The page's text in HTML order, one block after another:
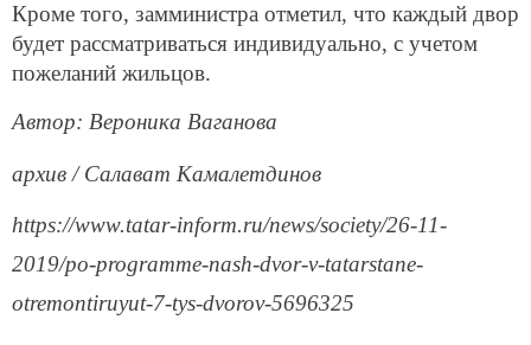
Кроме того, замминистра отметил, что каждый двор
будет рассматриваться индивидуально, с учетом
пожеланий жильцов.
Автор: Вероника Ваганова
архив / Салават Камалетдинов
https://www.tatar-inform.ru/news/society/26-11-
2019/po-programme-nash-dvor-v-tatarstane-
otremontiruyut-7-tys-dvorov-5696325